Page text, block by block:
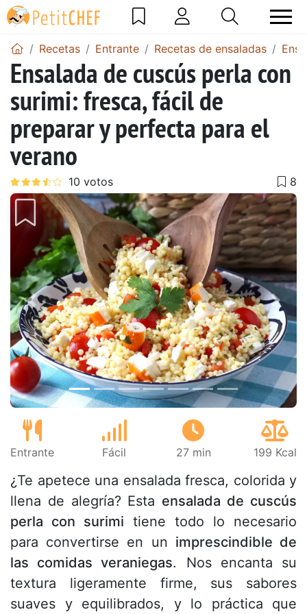
Recetas Entrante Recetas de ensaladas
Ensalada de cuscús perla con
surimi: fresca, fácil de
preparar y perfecta para el
verano
Anterior
Entrante Fácil 27 min 199 Kcal
¿Te apetece una ensalada fresca, colorida y
llena de alegría? Esta ensalada de cuscús
perla con surimi tiene todo lo necesario
para convertirse en un imprescindible de
las comidas veraniegas. Nos encanta su
textura ligeramente firme, sus sabores
suaves y equilibrados, y lo práctica que